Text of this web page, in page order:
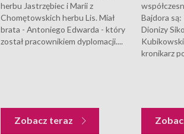
herbu Jastrzębiec i Marii z
Chomętowskich herbu Lis. Miał
brata - Antoniego Edwarda - który
został pracownikiem dyplomacji....
Zobacz teraz
Bajdora są:
Dionizy
kronikarz